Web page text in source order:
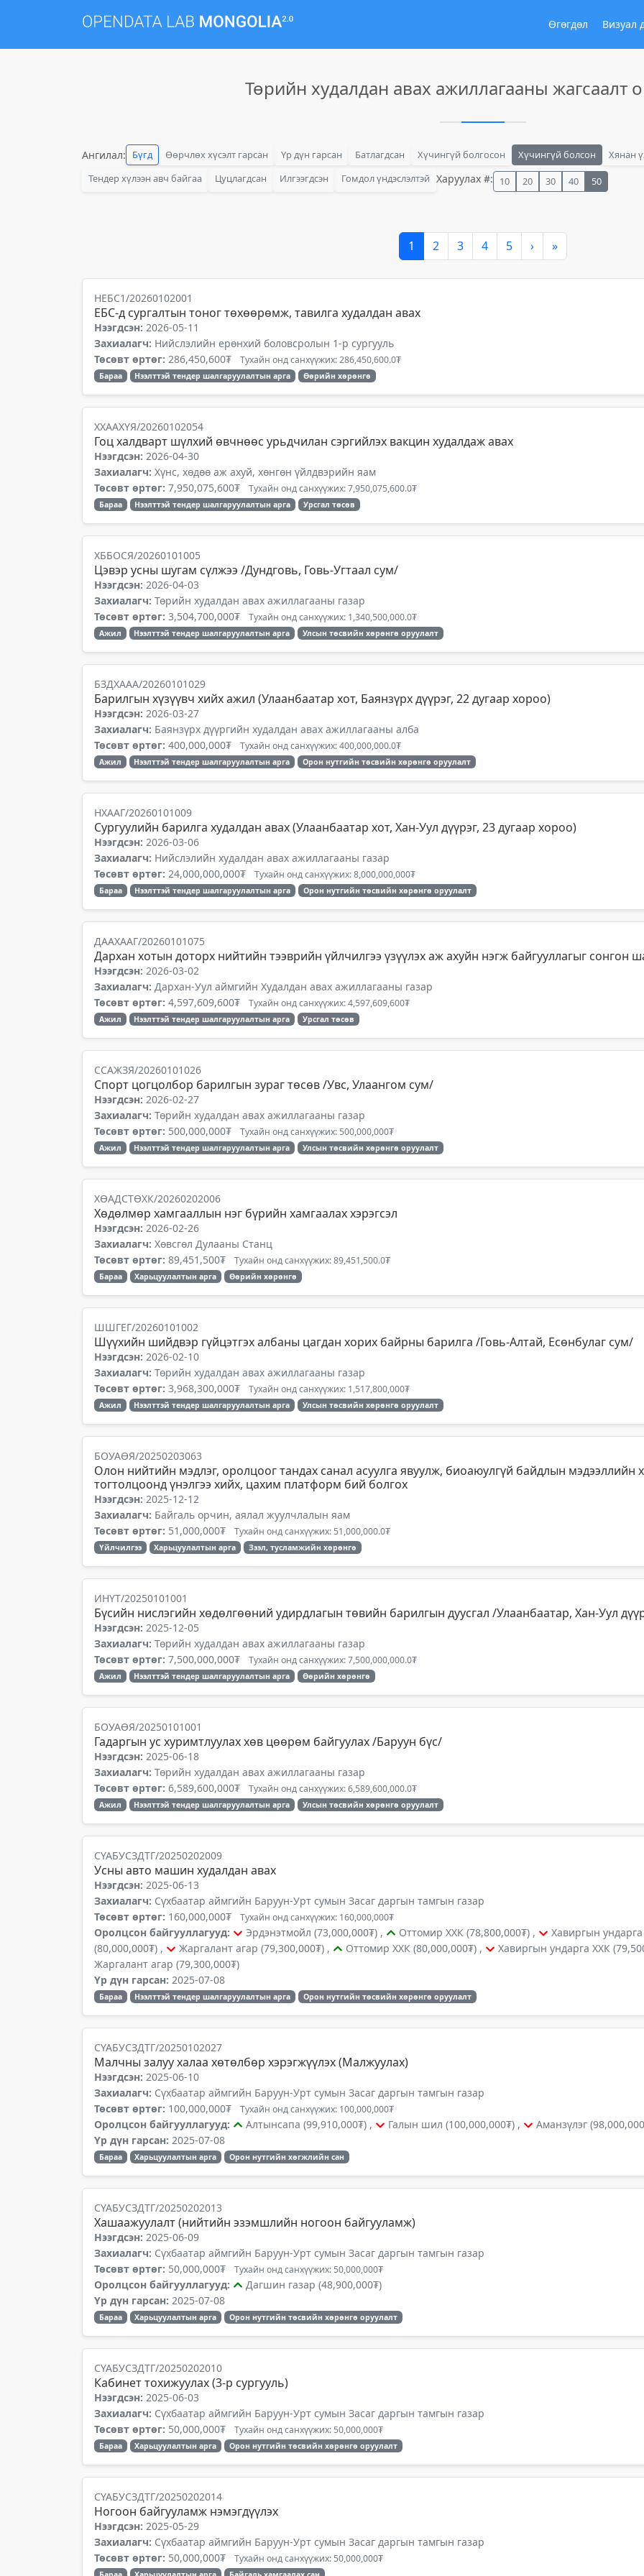
Өгөгдөл Визуал
Төрийн худалдан авах ажиллагааны жагсаалт
Ангилал: Бүгд Өөрчлөх хүсэлт гарсан Үр дүн гарсан Батлагдсан Хүчингүй болгосон Хүчингүй болсон
Хянан
Тендер хүлээн авч байгаа
Цуцлагдсан Илгээгдсэн Гомдол үндэслэлтэй Харуулах #: 10 20 30 40 50
1 2 3 4 5 › »
НЕБС1/20260102001
ЕБС-д сургалтын тоног төхөөрөмж, тавилга худалдан авах
Нээгдсэн: 2026-05-11
Захиалагч: Нийслэлийн ерөнхий боловсролын 1-р сургууль
Төсөвт өртөг: 286,450,600₮ Тухайн онд санхүүжих: 286,450,600.0₮
Бараа Нээлттэй тендер шалгаруулалтын арга Өөрийн хөрөнгө
ХХААХҮЯ/20260102054
Гоц халдварт шүлхий өвчнөөс урьдчилан сэргийлэх вакцин худалдаж авах
Нээгдсэн: 2026-04-30
Захиалагч: Хүнс, хөдөө аж ахуй, хөнгөн үйлдвэрийн яам
Төсөвт өртөг: 7,950,075,600₮ Тухайн онд санхүүжих: 7,950,075,600.0₮
Бараа Нээлттэй тендер шалгаруулалтын арга Урсгал төсөв
ХББОСЯ/20260101005
Цэвэр усны шугам сүлжээ /Дундговь, Говь-Угтаал сум/
Нээгдсэн: 2026-04-03
Захиалагч: Төрийн худалдан авах ажиллагааны газар
Төсөвт өртөг: 3,504,700,000₮ Тухайн онд санхүүжих: 1,340,500,000.0₮
Ажил Нээлттэй тендер шалгаруулалтын арга Улсын төсвийн хөрөнгө оруулалт
БЗДХААА/20260101029
Барилгын хүзүүвч хийх ажил (Улаанбаатар хот, Баянзүрх дүүрэг, 22 дугаар хороо)
Нээгдсэн: 2026-03-27
Захиалагч: Баянзүрх дүүргийн худалдан авах ажиллагааны алба
Төсөвт өртөг: 400,000,000₮ Тухайн онд санхүүжих: 400,000,000.0₮
Ажил Нээлттэй тендер шалгаруулалтын арга Орон нутгийн төсвийн хөрөнгө оруулалт
НХААГ/20260101009
Сургуулийн барилга худалдан авах (Улаанбаатар хот, Хан-Уул дүүрэг, 23 дугаар хороо)
Нээгдсэн: 2026-03-06
Захиалагч: Нийслэлийн худалдан авах ажиллагааны газар
Төсөвт өртөг: 24,000,000,000₮ Тухайн онд санхүүжих: 8,000,000,000₮
Бараа Нээлттэй тендер шалгаруулалтын арга Орон нутгийн төсвийн хөрөнгө оруулалт
ДААХААГ/20260101075
Дархан хотын доторх нийтийн тээврийн үйлчилгээ үзүүлэх аж ахуйн нэгж байгууллагыг сонгон
Нээгдсэн: 2026-03-02
Захиалагч: Дархан-Уул аймгийн Худалдан авах ажиллагааны газар
Төсөвт өртөг: 4,597,609,600₮ Тухайн онд санхүүжих: 4,597,609,600₮
Ажил Нээлттэй тендер шалгаруулалтын арга Урсгал төсөв
ССАЖЗЯ/20260101026
Спорт цогцолбор барилгын зураг төсөв /Увс, Улаангом сум/
Нээгдсэн: 2026-02-27
Захиалагч: Төрийн худалдан авах ажиллагааны газар
Төсөвт өртөг: 500,000,000₮ Тухайн онд санхүүжих: 500,000,000₮
Ажил Нээлттэй тендер шалгаруулалтын арга Улсын төсвийн хөрөнгө оруулалт
ХӨАДСТӨХК/20260202006
Хөдөлмөр хамгааллын нэг бүрийн хамгаалах хэрэгсэл
Нээгдсэн: 2026-02-26
Захиалагч: Хөвсгөл Дулааны Станц
Төсөвт өртөг: 89,451,500₮ Тухайн онд санхүүжих: 89,451,500.0₮
Бараа Харьцуулалтын арга Өөрийн хөрөнгө
ШШГЕГ/20260101002
Шүүхийн шийдвэр гүйцэтгэх албаны цагдан хорих байрны барилга /Говь-Алтай, Есөнбулаг сум/
Нээгдсэн: 2026-02-10
Захиалагч: Төрийн худалдан авах ажиллагааны газар
Төсөвт өртөг: 3,968,300,000₮ Тухайн онд санхүүжих: 1,517,800,000₮
Ажил Нээлттэй тендер шалгаруулалтын арга Улсын төсвийн хөрөнгө оруулалт
БОУАӨЯ/20250203063
Олон нийтийн мэдлэг, оролцоог тандах санал асуулга явуулж, биоаюулгүй байдлын мэдээллийн
тогтолцоонд үнэлгээ хийх, цахим платформ бий болгох
Нээгдсэн: 2025-12-12
Захиалагч: Байгаль орчин, аялал жуулчлалын яам
Төсөвт өртөг: 51,000,000₮ Тухайн онд санхүүжих: 51,000,000.0₮
Үйлчилгээ Харьцуулалтын арга Зээл, тусламжийн хөрөнгө
ИНҮТ/20250101001
Бүсийн нислэгийн хөдөлгөөний удирдлагын төвийн барилгын дуусгал /Улаанбаатар, Хан-Уул
Нээгдсэн: 2025-12-05
Захиалагч: Төрийн худалдан авах ажиллагааны газар
Төсөвт өртөг: 7,500,000,000₮ Тухайн онд санхүүжих: 7,500,000,000.0₮
Ажил Нээлттэй тендер шалгаруулалтын арга Өөрийн хөрөнгө
БОУАӨЯ/20250101001
Гадаргын ус хуримтлуулах хөв цөөрөм байгуулах /Баруун бүс/
Нээгдсэн: 2025-06-18
Захиалагч: Төрийн худалдан авах ажиллагааны газар
Төсөвт өртөг: 6,589,600,000₮ Тухайн онд санхүүжих: 6,589,600,000.0₮
Ажил Нээлттэй тендер шалгаруулалтын арга Улсын төсвийн хөрөнгө оруулалт
СҮАБУСЗДТГ/20250202009
Усны авто машин худалдан авах
Нээгдсэн: 2025-06-13
Захиалагч: Сүхбаатар аймгийн Баруун-Урт сумын Засаг даргын тамгын газар
Төсөвт өртөг: 160,000,000₮ Тухайн онд санхүүжих: 160,000,000₮
Оролцсон байгууллагууд: Эрдэнэтмойл (73,000,000₮) , Оттомир ХХК (78,800,000₮) ,
Хавиргын
(80,000,000₮) ,
Жаргалант агар (79,300,000₮) , Оттомир ХХК (80,000,000₮) ,
Хавиргын ундарга ХХК
Жаргалант агар (79,300,000₮)
Үр дүн гарсан: 2025-07-08
Бараа Нээлттэй тендер шалгаруулалтын арга Орон нутгийн төсвийн хөрөнгө оруулалт
СҮАБУСЗДТГ/20250102027
Малчны залуу халаа хөтөлбөр хэрэгжүүлэх (Малжуулах)
Нээгдсэн: 2025-06-10
Захиалагч: Сүхбаатар аймгийн Баруун-Урт сумын Засаг даргын тамгын газар
Төсөвт өртөг: 100,000,000₮ Тухайн онд санхүүжих: 100,000,000₮
Оролцсон байгууллагууд: Алтынсапа (99,910,000₮) , Галын шил (100,000,000₮) ,
Аманзүлэг
Үр дүн гарсан: 2025-07-08
Бараа Харьцуулалтын арга Орон нутгийн хөгжлийн сан
СҮАБУСЗДТГ/20250202013
Хашаажуулалт (нийтийн эзэмшлийн ногоон байгууламж)
Нээгдсэн: 2025-06-09
Захиалагч: Сүхбаатар аймгийн Баруун-Урт сумын Засаг даргын тамгын газар
Төсөвт өртөг: 50,000,000₮ Тухайн онд санхүүжих: 50,000,000₮
Оролцсон байгууллагууд:
Дагшин газар (48,900,000₮)
Үр дүн гарсан: 2025-07-08
Бараа Харьцуулалтын арга Орон нутгийн төсвийн хөрөнгө оруулалт
СҮАБУСЗДТГ/20250202010
Кабинет тохижуулах (3-р сургууль)
Нээгдсэн: 2025-06-03
Захиалагч: Сүхбаатар аймгийн Баруун-Урт сумын Засаг даргын тамгын газар
Төсөвт өртөг: 50,000,000₮ Тухайн онд санхүүжих: 50,000,000₮
Бараа Харьцуулалтын арга Орон нутгийн төсвийн хөрөнгө оруулалт
СҮАБУСЗДТГ/20250202014
Ногоон байгууламж нэмэгдүүлэх
Нээгдсэн: 2025-05-29
Захиалагч: Сүхбаатар аймгийн Баруун-Урт сумын Засаг даргын тамгын газар
Төсөвт өртөг: 50,000,000₮ Тухайн онд санхүүжих: 50,000,000₮